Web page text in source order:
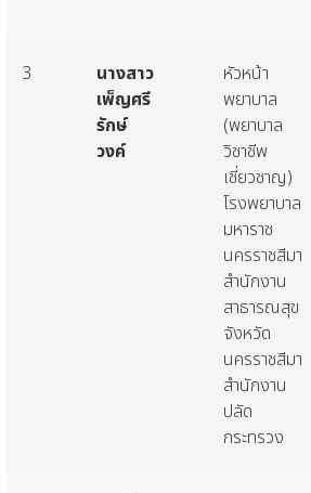
3
นางสาว
เพ็ญศรี
รักษ์
วงค์
หัวหน้า
พยาบาล
(พยาบาล
วิชาชีพ
เชี่ยวชาญ)
โรงพยาบาล
มหาราช
นครราชสีมา
สำนักงาน
สาธารณสุข
จังหวัด
นครราชสีมา
สำนักงาน
ปลัด
กระทรวง